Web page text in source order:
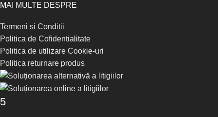
MAI MULTE DESPRE
Termeni si Conditii
Politica de Cofidentialitate
Politica de utilizare Cookie-uri
Politica returnare produs
5